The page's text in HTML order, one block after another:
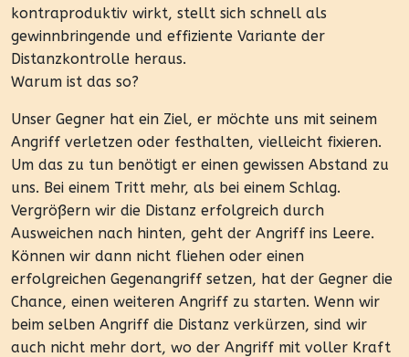
kontraproduktiv wirkt, stellt sich schnell als
gewinnbringende und effiziente Variante der
Distanzkontrolle heraus.
Warum ist das so?
Unser Gegner hat ein Ziel, er möchte uns mit seinem
Angriff verletzen oder festhalten, vielleicht fixieren.
Um das zu tun benötigt er einen gewissen Abstand zu
uns. Bei einem Tritt mehr, als bei einem Schlag.
Vergrößern wir die Distanz erfolgreich durch
Ausweichen nach hinten, geht der Angriff ins Leere.
Können wir dann nicht fliehen oder einen
erfolgreichen Gegenangriff setzen, hat der Gegner die
Chance, einen weiteren Angriff zu starten. Wenn wir
beim selben Angriff die Distanz verkürzen, sind wir
auch nicht mehr dort, wo der Angriff mit voller Kraft